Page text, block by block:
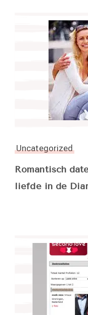
Uncategorized
Romantisch
liefde in de